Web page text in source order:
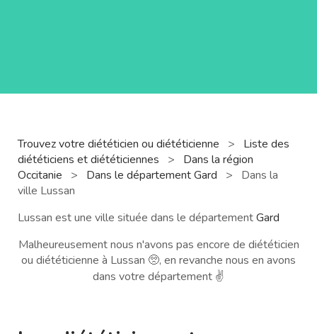
Trouvez votre diététicien ou diététicienne >
Liste des
diététiciens et diététiciennes
>
Dans la région
Occitanie
> Dans le département Gard >
Dans la
ville Lussan
Lussan est une ville située dans le départementGard
Malheureusement nous n'avons pas encore de diététicien
ou diététicienne à Lussan 🥺, en revanche nous en avons
dans votre département ✌️